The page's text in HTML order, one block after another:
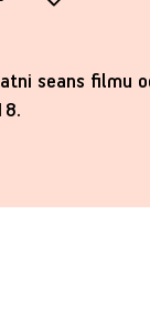
seans filmu